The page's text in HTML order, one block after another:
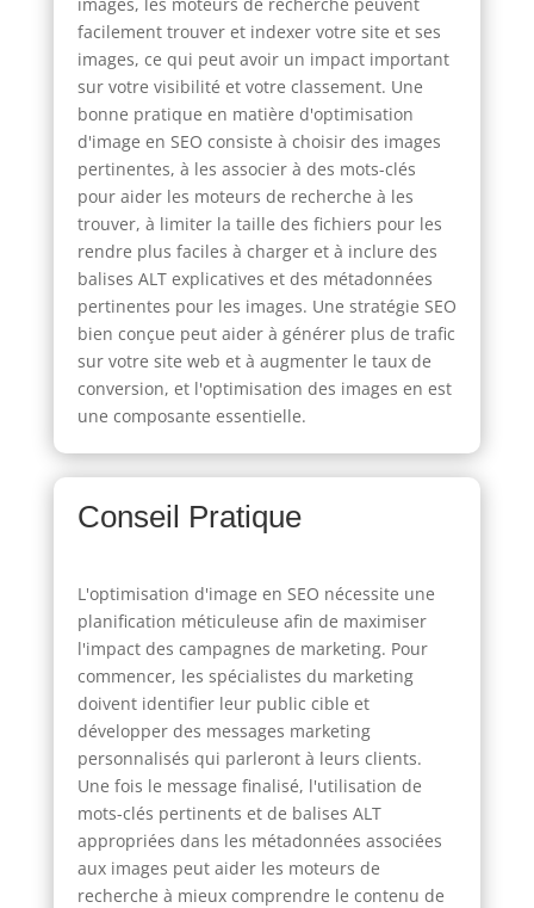
facilement trouver et indexer votre site et ses
images, ce qui peut avoir un impact important
sur votre visibilité et votre classement. Une
bonne pratique en matière d'optimisation
d'image en SEO consiste à choisir des images
pertinentes, à les associer à des mots-clés
pour aider les moteurs de recherche à les
trouver, à limiter la taille des fichiers pour les
rendre plus faciles à charger et à inclure des
balises ALT explicatives et des métadonnées
pertinentes pour les images. Une stratégie SEO
bien conçue peut aider à générer plus de trafic
sur votre site web et à augmenter le taux de
conversion, et l'optimisation des images en est
une composante essentielle.
Conseil Pratique
L'optimisation d'image en SEO nécessite une
planification méticuleuse afin de maximiser
l'impact des campagnes de marketing. Pour
commencer, les spécialistes du marketing
doivent identifier leur public cible et
développer des messages marketing
personnalisés qui parleront à leurs clients.
Une fois le message finalisé, l'utilisation de
mots-clés pertinents et de balises ALT
appropriées dans les métadonnées associées
aux images peut aider les moteurs de
recherche à mieux comprendre le contenu de